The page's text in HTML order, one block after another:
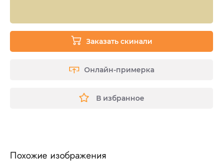
Заказать скинали
Онлайн-примерка
В избранное
Похожие изображения